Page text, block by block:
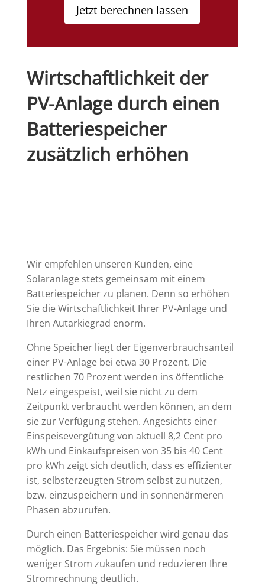
Jetzt berechnen lassen
Wirtschaftlichkeit der
PV-Anlage durch einen
Batteriespeicher
zusätzlich erhöhen
Wir empfehlen unseren Kunden, eine
Solaranlage stets gemeinsam mit einem
Batteriespeicher zu planen. Denn so erhöhen
Sie die Wirtschaftlichkeit Ihrer PV-Anlage und
Ihren Autarkiegrad enorm.
Ohne Speicher liegt der Eigenverbrauchsanteil
einer PV-Anlage bei etwa 30 Prozent. Die
restlichen 70 Prozent werden ins öffentliche
Netz eingespeist, weil sie nicht zu dem
Zeitpunkt verbraucht werden können, an dem
sie zur Verfügung stehen. Angesichts einer
Einspeisevergütung von aktuell 8,2 Cent pro
kWh und Einkaufspreisen von 35 bis 40 Cent
pro kWh zeigt sich deutlich, dass es effizienter
ist, selbsterzeugten Strom selbst zu nutzen,
bzw. einzuspeichern und in sonnenärmeren
Phasen abzurufen.
Durch einen Batteriespeicher wird genau das
möglich. Das Ergebnis: Sie müssen noch
weniger Strom zukaufen und reduzieren Ihre
Stromrechnung deutlich.